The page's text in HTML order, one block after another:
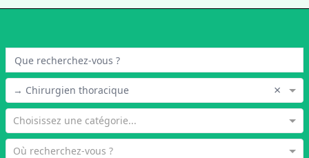
→ Chirurgien thoracique ×
Choisissez une catégorie...
Où recherchez-vous ?